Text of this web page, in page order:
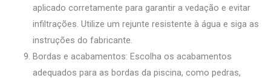
aplicado corretamente para garantir a vedação e evitar
infiltrações. Utilize um rejunte resistente à água e siga as
instruções do fabricante.
Bordas e acabamentos: Escolha os acabamentos
adequados para as bordas da piscina, como pedras,